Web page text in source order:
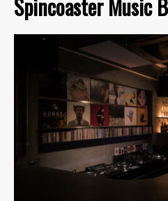
Spincoaster Music